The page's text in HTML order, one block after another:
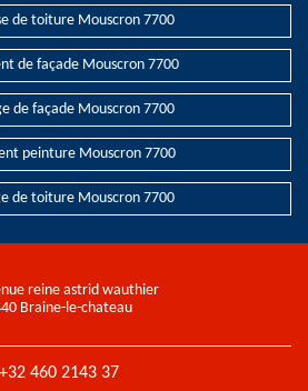
de toiture Mouscron 7700
de façade Mouscron 7700
de façade Mouscron 7700
peinture Mouscron 7700
de toiture Mouscron 7700
reine astrid wauthier
Braine-le-chateau
+32 460 2143 37